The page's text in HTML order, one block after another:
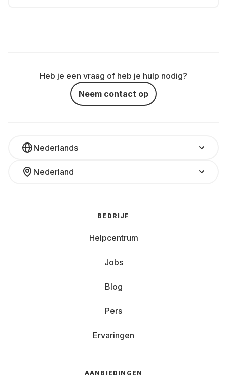
Heb je een vraag of heb je hulp nodig?
Neem contact op
Nederlands
Nederland
BEDRIJF
Helpcentrum
Jobs
Blog
Pers
Ervaringen
AANBIEDINGEN